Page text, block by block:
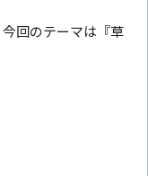
回のテーマは『草